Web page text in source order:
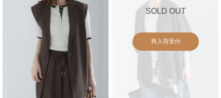
SOLD OUT
再入荷受付